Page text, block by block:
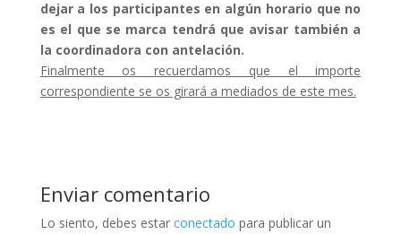
dejar a los participantes en algún horario que no
es el que se marca tendrá que avisar también a
la coordinadora con antelación.
Finalmente os recuerdamos que el importe
correspondiente se os girará a mediados de este mes.
Enviar comentario
Lo siento, debes estar conectado para publicar un